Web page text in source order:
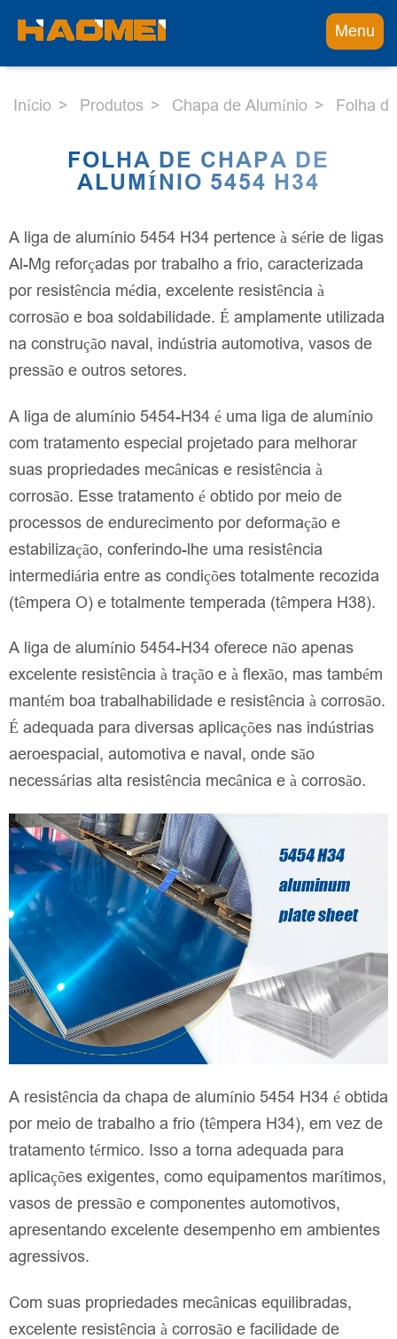
Menu
Início Produtos Chapa de Alumínio Folha
FOLHA DE CHAPA DE
ALUMÍNIO 5454 H34
A liga de alumínio 5454 H34 pertence à série de ligas
Al-Mg reforçadas por trabalho a frio, caracterizada
por resistência média, excelente resistência à
corrosão e boa soldabilidade. É amplamente utilizada
na construção naval, indústria automotiva, vasos de
pressão e outros setores.
A liga de alumínio 5454-H34 é uma liga de alumínio
com tratamento especial projetado para melhorar
suas propriedades mecânicas e resistência à
corrosão. Esse tratamento é obtido por meio de
processos de endurecimento por deformação e
estabilização, conferindo-lhe uma resistência
intermediária entre as condições totalmente recozida
(têmpera O) e totalmente temperada (têmpera H38).
A liga de alumínio 5454-H34 oferece não apenas
excelente resistência à tração e à flexão, mas também
mantém boa trabalhabilidade e resistência à corrosão.
É adequada para diversas aplicações nas indústrias
aeroespacial, automotiva e naval, onde são
necessárias alta resistência mecânica e à corrosão.
A resistência da chapa de alumínio 5454 H34 é obtida
por meio de trabalho a frio (têmpera H34), em vez de
tratamento térmico. Isso a torna adequada para
aplicações exigentes, como equipamentos marítimos,
vasos de pressão e componentes automotivos,
apresentando excelente desempenho em ambientes
agressivos.
Com suas propriedades mecânicas equilibradas,
excelente resistência à corrosão e facilidade de